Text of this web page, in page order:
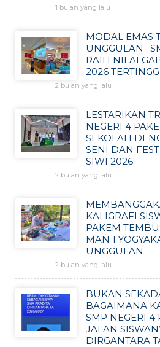
1 bulan yang lalu
MODAL EMAS
UNGGULAN :
RAIH NILAI
2026
2 bulan yang lalu
LESTARIKAN
NEGERI 4
SEKOLAH
SENI DAN
SIWI 2026
2 bulan yang lalu
KALIGRAFI
PAKEM
MAN 1
UNGGULAN
2 bulan yang lalu
BUKAN
BAGAIMANA
SMP NEGERI
JALAN
DIRGANTARA